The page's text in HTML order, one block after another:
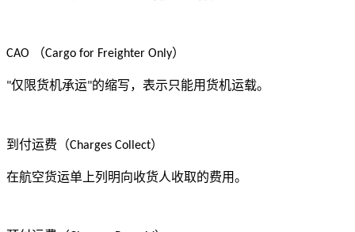
CAO （Cargo for Freighter Only）
"仅限货机承运"的缩写，表示只能用货机运载。
到付运费（Charges Collect）
在航空货运单上列明向收货人收取的费用。